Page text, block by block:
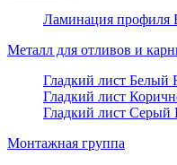
Ламинация
Металл для отливов и
Гладкий лист Белый
Гладкий лист
Гладкий лист Серый
Монтажная группа